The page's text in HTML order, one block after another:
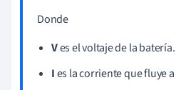
Donde
Ves el voltaje de la batería.
Ies la corriente que fluye